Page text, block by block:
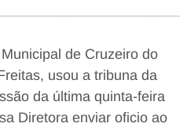
de Cruzeiro do
usou a tribuna da
da última quinta-feira
Diretora enviar oficio ao